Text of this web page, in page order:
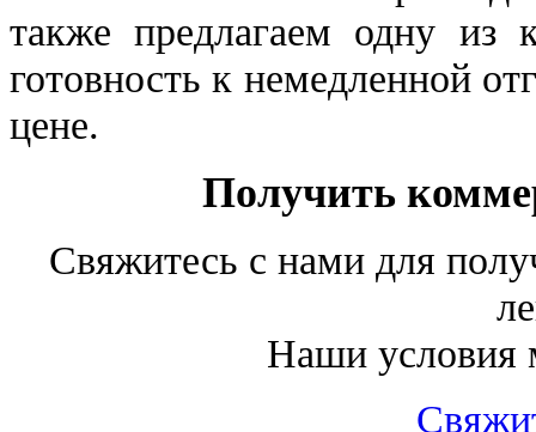
также предлагаем одну из
готовность к немедленной
цене.
Получить
Свяжитесь с нами для
Наши условия